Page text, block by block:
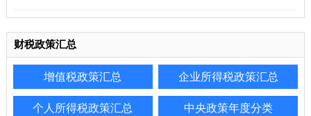
财税政策汇总
增值税政策汇总 企业所得税政策汇总
个人所得税政策汇总 中央政策年度分类